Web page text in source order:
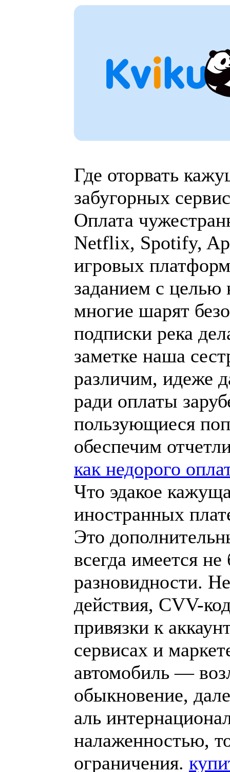
Где оторвать
забугорных
Оплата
Netflix, Spotify,
игровых
заданием с
многие шарят
подписки река
заметке наша
различим, идеже
ради оплаты
пользующиеся
обеспечим
как недорого
Что эдакое
иностранных
Это
всегда имеется
разновидности.
действия, CVV-
привязки к
сервисах и
автомобиль —
обыкновение,
аль
налаженностью,
ограничения.